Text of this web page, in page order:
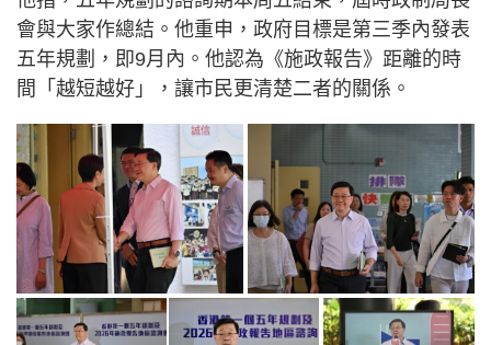
會與大家作總結。他重申，政府目標是第三季內發表
五年規劃，即9月內。他認為《施政報告》距離的時
間「越短越好」，讓市民更清楚二者的關係。